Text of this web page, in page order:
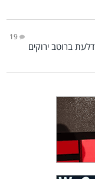
19
ברוטב ירוקים